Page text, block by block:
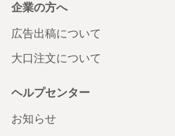
企業の方へ
広告出稿について
大口注文について
ヘルプセンター
お知らせ